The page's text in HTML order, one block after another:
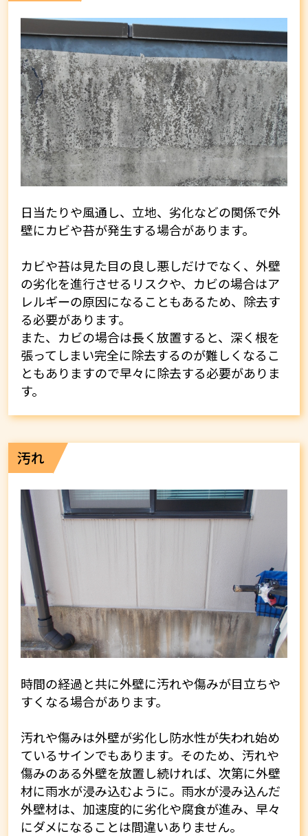
日当たりや風通し、立地、劣化などの関係で外
壁にカビや苔が発生する場合があります。
カビや苔は見た目の良し悪しだけでなく、外壁
の劣化を進行させるリスクや、カビの場合はア
レルギーの原因になることもあるため、除去す
る必要があります。
また、カビの場合は長く放置すると、深く根を
張ってしまい完全に除去するのが難しくなるこ
ともありますので早々に除去する必要がありま
す。
汚れ
時間の経過と共に外壁に汚れや傷みが目立ちや
すくなる場合があります。
汚れや傷みは外壁が劣化し防水性が失われ始め
ているサインでもあります。そのため、汚れや
傷みのある外壁を放置し続ければ、次第に外壁
材に雨水が浸み込むように。雨水が浸み込んだ
外壁材は、加速度的に劣化や腐食が進み、早々
にダメになることは間違いありません。